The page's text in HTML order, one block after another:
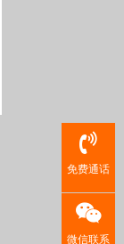
免费通话
微信联系